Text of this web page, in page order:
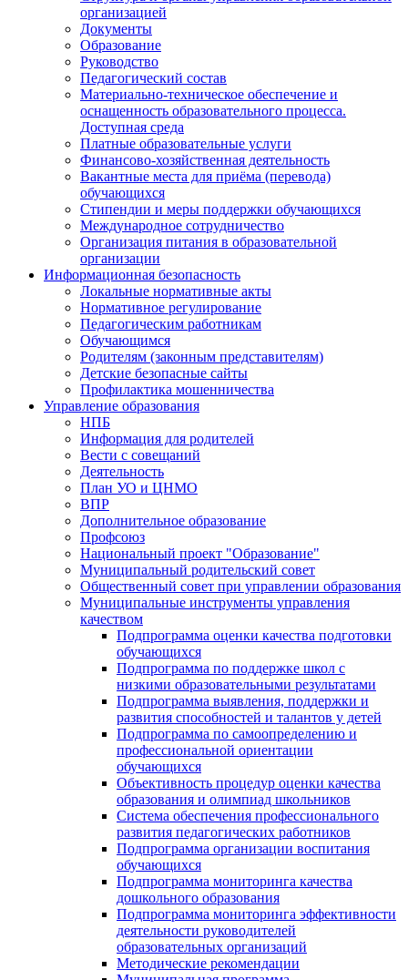
организацией
Документы
Образование
Руководство
Педагогический состав
Материально-техническое обеспечение и
оснащенность образовательного процесса.
Доступная среда
Платные образовательные услуги
Финансово-хозяйственная деятельность
Вакантные места для приёма (перевода)
обучающихся
Стипендии и меры поддержки обучающихся
Международное сотрудничество
Организация питания в образовательной
организации
Информационная безопасность
Локальные нормативные акты
Нормативное регулирование
Педагогическим работникам
Обучающимся
Родителям (законным представителям)
Детские безопасные сайты
Профилактика мошенничества
Управление образования
НПБ
Информация для родителей
Вести с совещаний
Деятельность
План УО и ЦНМО
ВПР
Дополнительное образование
Профсоюз
Национальный проект "Образование"
Муниципальный родительский совет
Общественный совет при управлении образования
Муниципальные инструменты управления
качеством
Подпрограмма оценки качества подготовки
обучающихся
Подпрограмма по поддержке школ с
низкими образовательными результатами
Подпрограмма выявления, поддержки и
развития способностей и талантов у детей
Подпрограмма по самоопределению и
профессиональной ориентации
обучающихся
Объективность процедур оценки качества
образования и олимпиад школьников
Система обеспечения профессионального
развития педагогических работников
Подпрограмма организации воспитания
обучающихся
Подпрограмма мониторинга качества
дошкольного образования
Подпрограмма мониторинга эффективности
деятельности руководителей
образовательных организаций
Методические рекомендации